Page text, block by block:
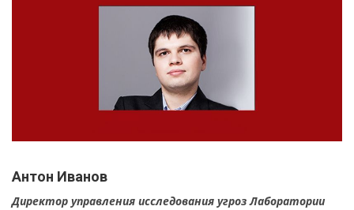
Антон Иванов
Директор управления исследования угроз Лаборатории